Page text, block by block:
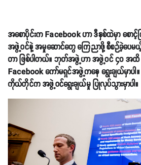
အစောပိုင်းက Facebook ဟာ ဒီနှစ်ထဲမှာ စ
အဖွဲ့ဝင်နဲ့ အမှုဆောင်တွေ ကြေညာဖို့ စီစဉ်ခဲ့ပေ
တာ ဖြစ်ပါတယ်။ ဘုတ်အဖွဲ့ဟာ အဖွဲ့ဝင် ၄၀ အထိ ပ
Facebook ကော်မရှင်အဖွဲ့ကနေ ရွေးချယ်မှာပ
ကိုယ်တိုင်က အဖွဲ့ဝင်ရွေးချယ်မှု ပြုလုပ်သွားမှာပါ။